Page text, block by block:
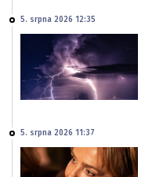
5. srpna 2026 12:35
5. srpna 2026 11:37